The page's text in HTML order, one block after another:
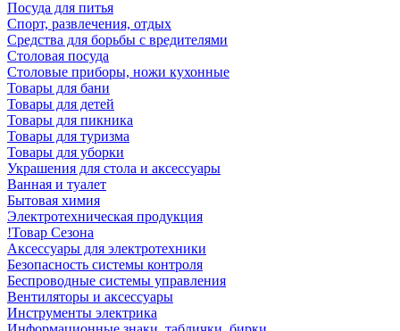
Посуда для питья
Спорт, развлечения, отдых
Средства для борьбы с вредителями
Столовая посуда
Столовые приборы, ножи кухонные
Товары для бани
Товары для детей
Товары для пикника
Товары для туризма
Товары для уборки
Украшения для стола и аксессуары
Ванная и туалет
Бытовая химия
Электротехническая продукция
!Товар Сезона
Аксессуары для электротехники
Безопасность системы контроля
Беспроводные системы управления
Вентиляторы и аксессуары
Инструменты электрика